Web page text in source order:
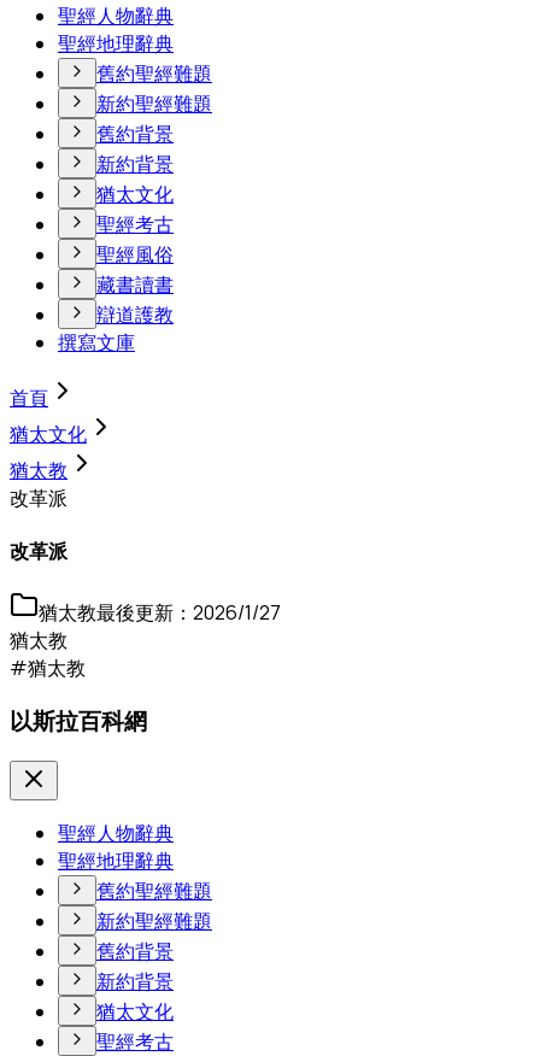
聖經人物辭典
聖經地理辭典
舊約聖經難題
新約聖經難題
舊約背景
新約背景
猶太文化
聖經考古
聖經風俗
藏書讀書
辯道護教
撰寫文庫
首頁
猶太文化
猶太教
改革派
改革派
猶太教最後更新： 2026/1/27
猶太教
#猶太教
以斯拉百科網
聖經人物辭典
聖經地理辭典
舊約聖經難題
新約聖經難題
舊約背景
新約背景
猶太文化
聖經考古